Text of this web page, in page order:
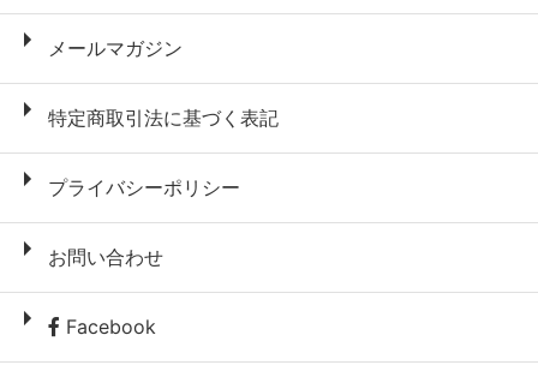
メールマガジン
特定商取引法に基づく表記
プライバシーポリシー
お問い合わせ
Facebook